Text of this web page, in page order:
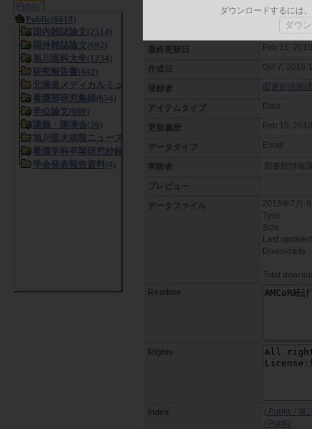
Public
Oct 7, 2016
最終更新日 Feb 15,
作成日 Oct 7, 2016
登録者 図書館情報
アイテムタイプ Data
更新履歴 Feb 15,
データタイプ Excel
実験者 図書館情報
プレビュー
データファイル
2016年7月-
Type
Size
Last updated
Downloads
Total
Readme
Rights
Index
/ Public / 旭
/ Public
ダウンロードするには